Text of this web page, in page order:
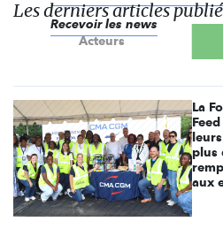
Recevoir les news
Les derniers articles
Acteurs
La
plus
aux